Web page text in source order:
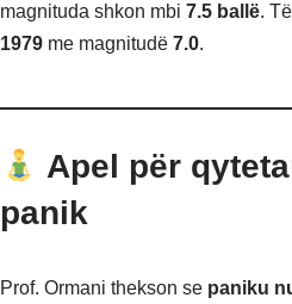
magnituda shkon mbi 7.5 ballë.
1979 me magnitudë 7.0.
Apel për
panik
Prof. Ormani thekson se paniku